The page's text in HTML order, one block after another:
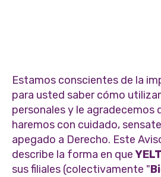
Estamos conscientes de la
para usted saber cómo
personales y le agradecemos
haremos con cuidado,
apegado a Derecho. Este
describe la forma en que
sus filiales (colectivamente "